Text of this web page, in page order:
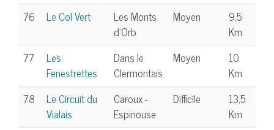
76
Le Col Vert
Les Monts
d'Orb
Moyen
9,5
Km
77
Les
Fenestrettes
Dans le
Clermontais
Moyen
10
Km
78
Le Circuit du
Vialais
Caroux -
Espinouse
Difficile
13,5
Km